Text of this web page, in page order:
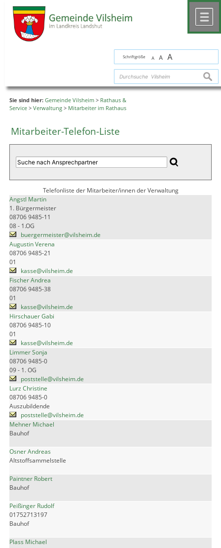
Schriftgröße A A A
Sie sind hier: Gemeinde Vilsheim > Rathaus &
Service > Verwaltung > Mitarbeiter im Rathaus
Mitarbeiter-Telefon-Liste
Telefonliste der Mitarbeiter/innen der Verwaltung
Angstl Martin
1. Bürgermeister
08706 9485-11
08 - 1.OG
buergermeister@vilsheim.de
Augustin Verena
08706 9485-21
01
kasse@vilsheim.de
Fischer Andrea
08706 9485-38
01
kasse@vilsheim.de
Hirschauer Gabi
08706 9485-10
01
kasse@vilsheim.de
Limmer Sonja
08706 9485-0
09 - 1. OG
poststelle@vilsheim.de
Lurz Christine
08706 9485-0
Auszubildende
poststelle@vilsheim.de
Mehner Michael
Bauhof
Osner Andreas
Altstoffsammelstelle
Paintner Robert
Bauhof
Peißinger Rudolf
01752713197
Bauhof
Plass Michael